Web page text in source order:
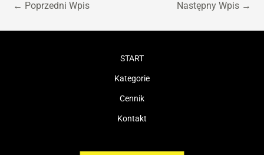
← Poprzedni Wpis Następny Wpis →
START
Kategorie
Cennik
Kontakt